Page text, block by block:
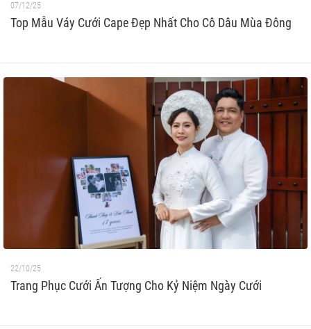
07/12/25
Top Mẫu Váy Cưới Cape Đẹp Nhất Cho Cô Dâu Mùa Đông
22/10/25
Trang Phục Cưới Ấn Tượng Cho Kỷ Niệm Ngày Cưới